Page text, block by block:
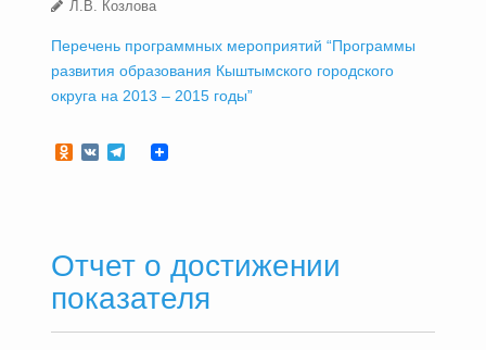
Л.В. Козлова
Перечень программных мероприятий “Программы
развития образования Кыштымского городского
округа на 2013 – 2015 годы”
Odnoklassniki
VKTelegram
Отчет о достижении
показателя